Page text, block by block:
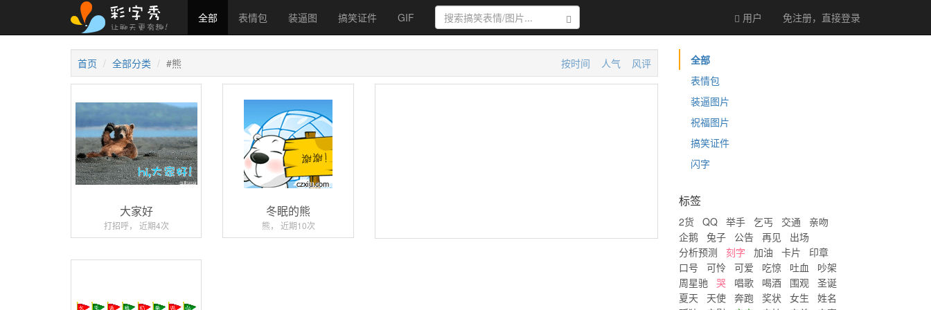
全部 表情包 装逼图 搞笑证件 GIF 搜索 用户 免注册，直接登录
首页 全部分类 #熊 按时间 人气 风评
大家好
打招呼， 近期4次
冬眠的熊
熊， 近期10次
全部
表情包
装逼图片
祝福图片
搞笑证件
闪字
标签
2货 QQ 举手 乞丐 交通
亲吻
企鹅
兔子 公告 再见
出场
分析预测
刻字 加油 卡片
印章
口号
可怜 可爱 吃惊 吐血
吵架
周星驰
哭 唱歌 喝酒 围观
圣诞
夏天
天使 奔跑 奖状 女生
姓名